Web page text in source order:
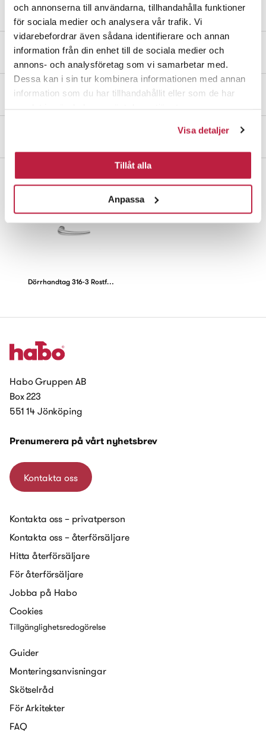
och annonserna till användarna, tillhandahålla funktioner
för sociala medier och analysera vår trafik. Vi
vidarebefordrar även sådana identifierare och annan
information från din enhet till de sociala medier och
annons- och analysföretag som vi samarbetar med.
Dessa kan i sin tur kombinera informationen med annan
information som du har tillhandahållit eller som de har
Visa detaljer
Tillåt alla
Anpassa
Mått och dimensioner
Montering & övriga dokument
Fler produkter i samma kategori
Dörrhandtag 316-3 Rostfritt syrafast
Habo Gruppen AB
Box 223
551 14 Jönköping
Prenumerera på vårt nyhetsbrev
Kontakta oss
Kontakta oss – privatperson
Kontakta oss – återförsäljare
Hitta återförsäljare
För återförsäljare
Jobba på Habo
Cookies
Tillgänglighetsredogörelse
Guider
Monteringsanvisningar
Skötselråd
För Arkitekter
FAQ